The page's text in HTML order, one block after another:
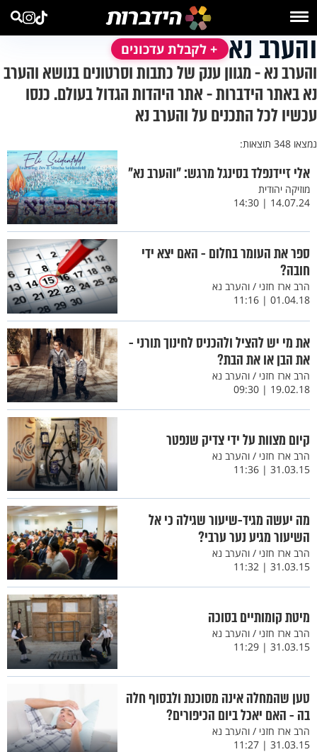
והערב נא + לקבלת עדכונים
והערב נא - מגוון ענק של כתבות וסרטונים בנושא והערב
נא באתר הידברות - אתר היהדות הגדול בעולם. כנסו
עכשיו לכל התכנים על והערב נא
נמצאו 348 תוצאות:
אלי זיידנפלד בסינגל מרגש: "והערב נא"
מוזיקה יהודית
14.07.24 | 14:30
ספר את העומר בחלום - האם יצא ידי
חובה?
הרב ארז חזני / והערב נא
01.04.18 | 11:16
את מי יש להציל ולהכניס לחינוך תורני -
את הבן או את הבת?
הרב ארז חזני / והערב נא
19.02.18 | 09:30
קיום מצוות על ידי צדיק שנפטר
הרב ארז חזני / והערב נא
31.03.15 | 11:36
מה יעשה מגיד-שיעור שגילה כי אל
השיעור מגיע נער ערבי?
הרב ארז חזני / והערב נא
31.03.15 | 11:32
מיטת קומותיים בסוכה
הרב ארז חזני / והערב נא
31.03.15 | 11:29
טען שהמחלה אינה מסוכנת ולבסוף חלה
בה - האם יאכל ביום הכיפורים?
הרב ארז חזני / והערב נא
31.03.15 | 11:27